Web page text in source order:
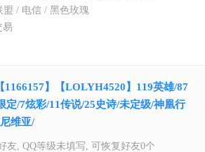
盟 / 电信 / 黑色玫瑰
易
1166157】【LOLYH4520】119英雄/87
定/7炫彩/11传说/25史诗/未定级/神凰行
维亚/
友, QQ等级未填写, 可恢复好友0个